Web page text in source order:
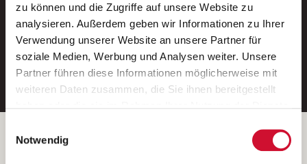
zu können und die Zugriffe auf unsere Website zu
analysieren. Außerdem geben wir Informationen zu Ihrer
Verwendung unserer Website an unsere Partner für
soziale Medien, Werbung und Analysen weiter. Unsere
Partner führen diese Informationen möglicherweise mit
weiteren Daten zusammen, die Sie ihnen bereitgestellt
Wenn Sie auf „Cookies zulassen“ klicken, so stimmen
Sie der Speicherung sämtlicher Cookies zu. Sie können
Notwendig
Ein kostenloser Service von AWO
Jobs.
E-Mail-Adresse eintragen
Betreiber der Webseite